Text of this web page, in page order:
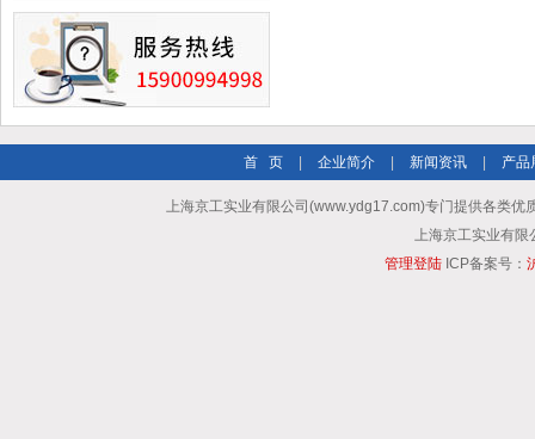
及
首 页 企业简介 新闻资讯 产品
上海京工实业有限公司(www.ydg17.com)专门提供各类优
上海京工实业有限
管理登陆ICP备案号：